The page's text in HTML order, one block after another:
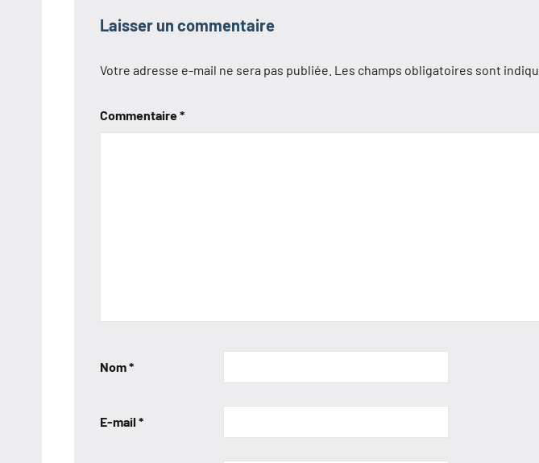
Laisser un commentaire
Votre adresse e-mail ne sera pas publiée. Les champs obligatoires sont
Commentaire*
Nom*
E-mail *